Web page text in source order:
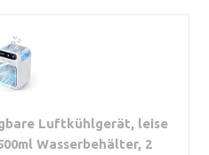
Luftkühlgerät, leise
Wasserbehälter, 2